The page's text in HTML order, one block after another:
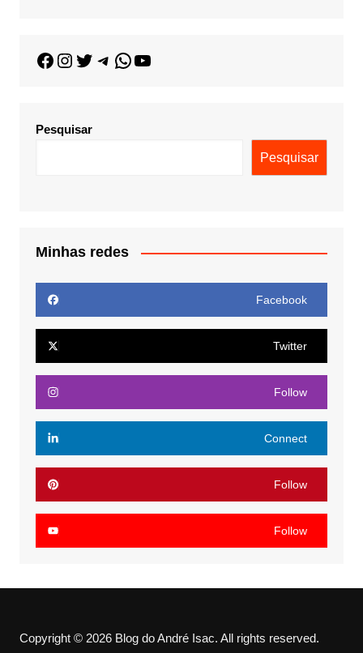
Pesquisar
Pesquisar
Minhas redes
Facebook
Twitter
Follow
Connect
Follow
Follow
Copyright © 2026 Blog do André Isac. All rights reserved.